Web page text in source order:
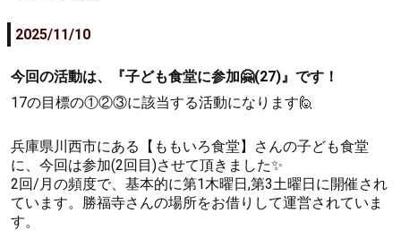
2025/11/10
今回の活動は、『子ども食堂に参加🤗(27)』です！
17の目標の①②③に該当する活動になります🙋
兵庫県川西市にある【ももいろ食堂】さんの子ども食堂
に、今回は参加(2回目)させて頂きました✨
2回/月の頻度で、基本的に第1木曜日,第3土曜日に開催され
ています。勝福寺さんの場所をお借りして運営されていま
す。